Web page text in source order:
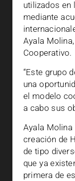
utilizados en
mediante
Ayala
Cooperativo.
“Este grupo
una
el modelo
a cabo sus
Ayala
creación de
de tipo
que ya
primera de